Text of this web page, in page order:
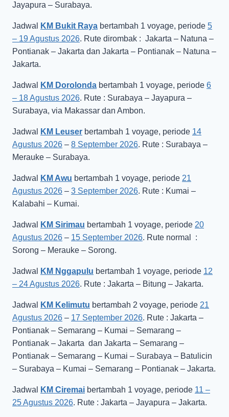
Jayapura – Surabaya.
Jadwal KM Bukit Raya bertambah 1 voyage, periode 5
– 19 Agustus 2026. Rute dirombak : Jakarta – Natuna –
Pontianak – Jakarta dan Jakarta – Pontianak – Natuna –
Jakarta.
Jadwal KM Dorolonda bertambah 1 voyage, periode 6
– 18 Agustus 2026. Rute : Surabaya – Jayapura –
Surabaya, via Makassar dan Ambon.
Jadwal KM Leuser bertambah 1 voyage, periode 14
Agustus 2026 – 8 September 2026. Rute : Surabaya –
Merauke – Surabaya.
Jadwal KM Awu bertambah 1 voyage, periode 21
Agustus 2026 – 3 September 2026. Rute : Kumai –
Kalabahi – Kumai.
Jadwal KM Sirimau bertambah 1 voyage, periode 20
Agustus 2026 – 15 September 2026. Rute normal :
Sorong – Merauke – Sorong.
Jadwal KM Nggapulu bertambah 1 voyage, periode 12
– 24 Agustus 2026. Rute : Jakarta – Bitung – Jakarta.
Jadwal KM Kelimutu bertambah 2 voyage, periode 21
Agustus 2026 – 17 September 2026. Rute : Jakarta –
Pontianak – Semarang – Kumai – Semarang –
Pontianak – Jakarta dan Jakarta – Semarang –
Pontianak – Semarang – Kumai – Surabaya – Batulicin
– Surabaya – Kumai – Semarang – Pontianak – Jakarta.
Jadwal KM Ciremai bertambah 1 voyage, periode 11 –
25 Agustus 2026. Rute : Jakarta – Jayapura – Jakarta.